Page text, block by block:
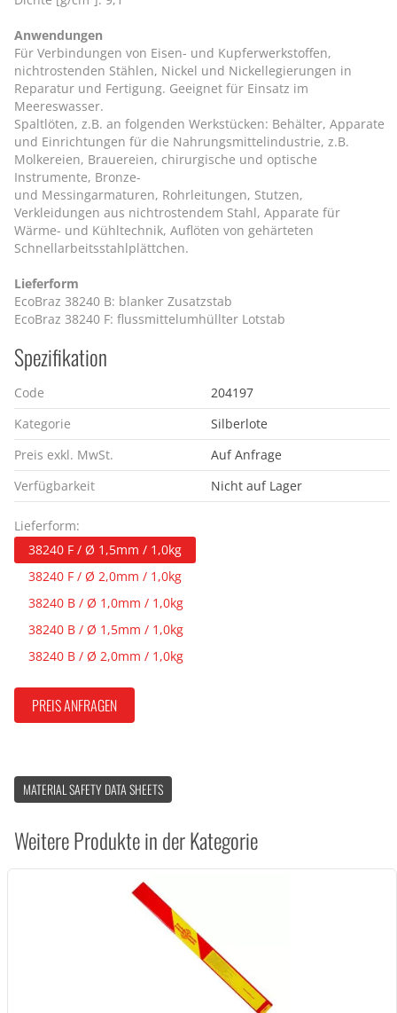
Anwendungen
Für Verbindungen von Eisen- und Kupferwerkstoffen,
nichtrostenden Stählen, Nickel und Nickellegierungen in
Reparatur und Fertigung. Geeignet für Einsatz im
Meereswasser.
Spaltlöten, z.B. an folgenden Werkstücken: Behälter, Apparate
und Einrichtungen für die Nahrungsmittelindustrie, z.B.
Molkereien, Brauereien, chirurgische und optische
Instrumente, Bronze-
und Messingarmaturen, Rohrleitungen, Stutzen,
Verkleidungen aus nichtrostendem Stahl, Apparate für
Wärme- und Kühltechnik, Auflöten von gehärteten
Schnellarbeitsstahlplättchen.
Lieferform
EcoBraz 38240 B: blanker Zusatzstab
EcoBraz 38240 F: flussmittelumhüllter Lotstab
Spezifikation
Code
204197
Kategorie
Silberlote
Preis exkl. MwSt.
Auf Anfrage
Verfügbarkeit
Nicht auf Lager
Lieferform:
38240 F / Ø 1,5mm / 1,0kg
38240 F / Ø 2,0mm / 1,0kg
38240 B / Ø 1,0mm / 1,0kg
38240 B / Ø 1,5mm / 1,0kg
38240 B / Ø 2,0mm / 1,0kg
PREIS ANFRAGEN
MATERIAL SAFETY DATA SHEETS
Weitere Produkte in der Kategorie